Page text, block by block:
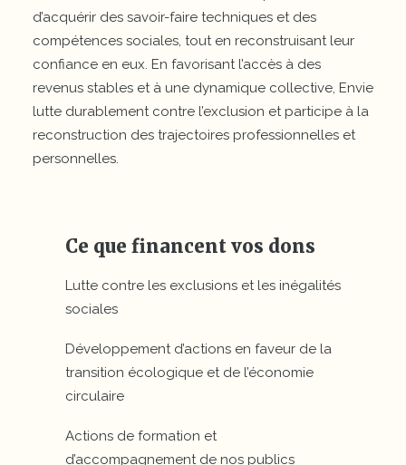
d’acquérir des savoir-faire techniques et des
compétences sociales, tout en reconstruisant leur
confiance en eux. En favorisant l’accès à des
revenus stables et à une dynamique collective, Envie
lutte durablement contre l’exclusion et participe à la
reconstruction des trajectoires professionnelles et
personnelles.
Ce que financent vos dons
Lutte contre les exclusions et les inégalités
sociales
Développement d’actions en faveur de la
transition écologique et de l’économie
circulaire
Actions de formation et
d’accompagnement de nos publics